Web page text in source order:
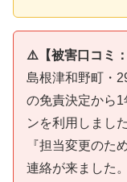
⚠️【被害口コミ
島根津和野町・
の免責決定から
ンを利用しまし
『担当変更のた
連絡が来ました